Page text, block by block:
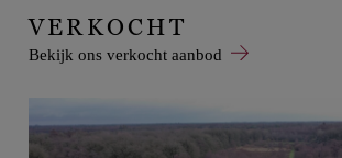
VERKOCHT
Bekijk ons verkocht aanbod